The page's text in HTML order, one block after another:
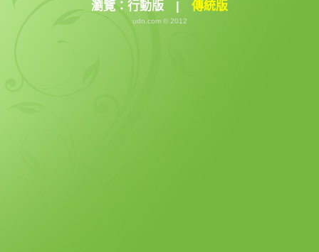
瀏覽： 行動版 | 傳統版
udn.com © 2012